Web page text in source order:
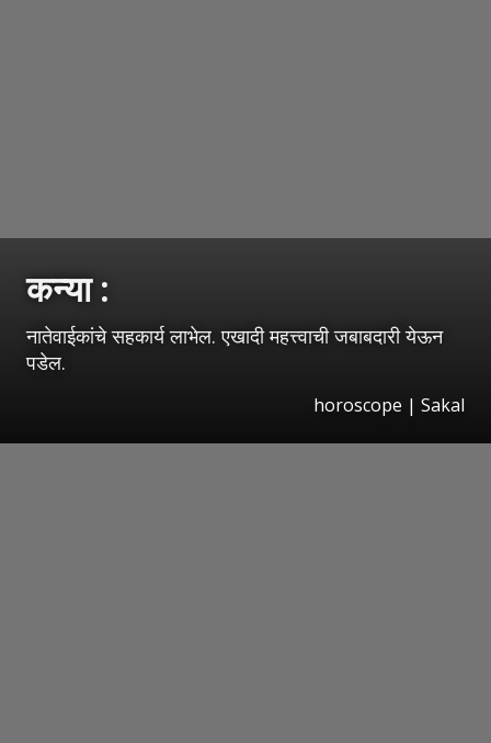
कन्या :
नातेवाईकांचे सहकार्य लाभेल. एखादी महत्त्वाची जबाबदारी येऊन
पडेल.
horoscope | Sakal